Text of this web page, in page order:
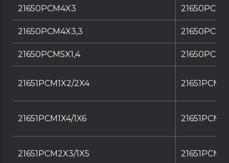
21650PCM4X3
21650PCM4X3,3
21650PCM5X1,4
21651PCM1X2/2X4
21651PCM1X4/1X6
21651PCM2X3/1X5